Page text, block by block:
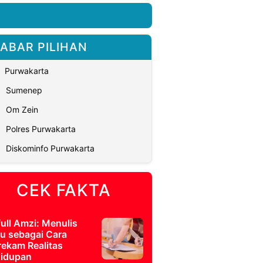
PILIHAN
Purwakarta
Sumenep
Om Zein
Polres Purwakarta
Diskominfo Purwakarta
CEK FAKTA
Amzi: Menulis
sebagai Cara
Realitas